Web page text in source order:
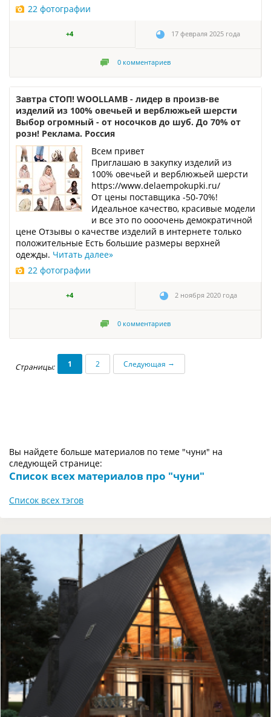
22 фотографии
+4 17 февраля 2025 года
0 комментариев
Завтра СТОП! WOOLLAMB - лидер в произв-ве
изделий из 100% овечьей и верблюжьей шерсти
Выбор огромный - от носочков до шуб. До 70% от
розн! Реклама. Россия
Всем привет
Приглашаю в закупку изделий из
100% овечьей и верблюжьей шерсти
https://www.delaempokupki.ru/
От цены поставщика -50-70%!
Идеальное качество, красивые модели
и все это по оооочень демократичной
цене Отзывы о качестве изделий в интернете только
положительные Есть большие размеры верхней
одежды. Читать далее»
22 фотографии
+4 2 ноября 2020 года
0 комментариев
Страницы: 1 2 Следующая →
Вы найдете больше материалов по теме "чуни" на
следующей странице:
Список всех материалов про "чуни"
Список всех тэгов